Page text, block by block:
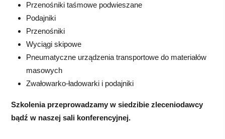
Przenośniki taśmowe podwieszane
Podajniki
Przenośniki
Wyciągi skipowe
Pneumatyczne urządzenia transportowe do materiałów
masowych
Zwałowarko-ładowarki i podajniki
Szkolenia przeprowadzamy w siedzibie zleceniodawcy
bądź w naszej sali konferencyjnej.